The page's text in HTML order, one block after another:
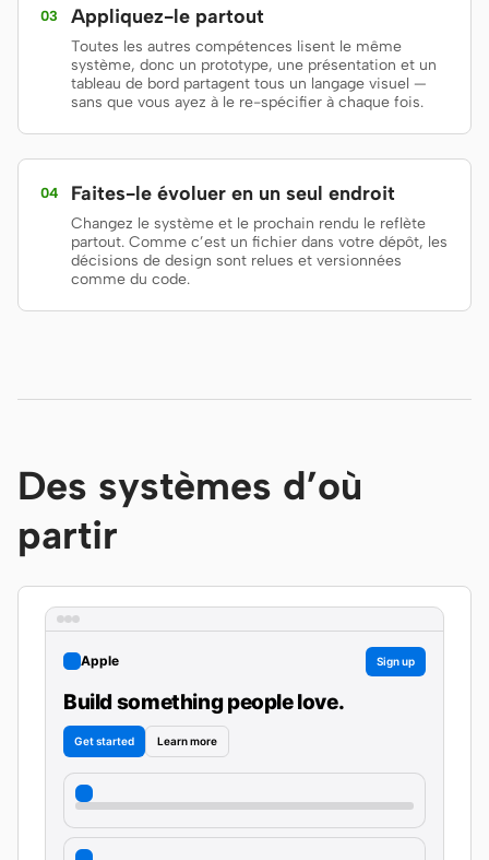
code
Systèmes
Contributeurs Ambassadeurs
Modérateurs Events
X
03 Appliquez-le partout
Toutes les autres compétences lisent le même
système, donc un prototype, une présentation et un
tableau de bord partagent tous un langage visuel —
sans que vous ayez à le re-spécifier à chaque fois.
04 Faites-le évoluer en un seul endroit
Changez le système et le prochain rendu le reflète
partout. Comme c’est un fichier dans votre dépôt, les
décisions de design sont relues et versionnées
comme du code.
Des systèmes d’où
partir
Apple Sign up
Build something people love.
Get started Learn more